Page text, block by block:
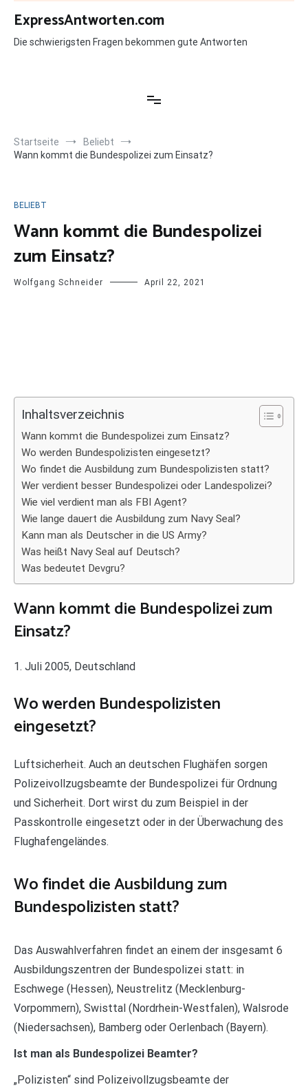
Zum
Inhalt
springen
ExpressAntworten.com
Die schwierigsten Fragen bekommen gute Antworten
Startseite
Beliebt
Wann kommt die Bundespolizei zum Einsatz?
BELIEBT
Wann kommt die Bundespolizei
zum Einsatz?
Wolfgang Schneider April 22, 2021
Inhaltsverzeichnis
Wann kommt die Bundespolizei zum Einsatz?
Wo werden Bundespolizisten eingesetzt?
Wo findet die Ausbildung zum Bundespolizisten statt?
Wer verdient besser Bundespolizei oder Landespolizei?
Wie viel verdient man als FBI Agent?
Wie lange dauert die Ausbildung zum Navy Seal?
Kann man als Deutscher in die US Army?
Was heißt Navy Seal auf Deutsch?
Was bedeutet Devgru?
Wann kommt die Bundespolizei zum
Einsatz?
1. Juli 2005, Deutschland
Wo werden Bundespolizisten
eingesetzt?
Luftsicherheit. Auch an deutschen Flughäfen sorgen
Polizeivollzugsbeamte der Bundespolizei für Ordnung
und Sicherheit. Dort wirst du zum Beispiel in der
Passkontrolle eingesetzt oder in der Überwachung des
Flughafengeländes.
Wo findet die Ausbildung zum
Bundespolizisten statt?
Das Auswahlverfahren findet an einem der insgesamt 6
Ausbildungszentren der Bundespolizei statt: in
Eschwege (Hessen), Neustrelitz (Mecklenburg-
Vorpommern), Swisttal (Nordrhein-Westfalen), Walsrode
(Niedersachsen), Bamberg oder Oerlenbach (Bayern).
Ist man als Bundespolizei Beamter?
„Polizisten“ sind Polizeivollzugsbeamte der